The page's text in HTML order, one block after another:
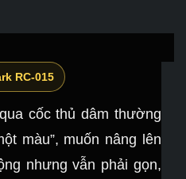
RC-015
cốc thủ dâm thường
màu”, muốn nâng lên
nhưng vẫn phải gọn,